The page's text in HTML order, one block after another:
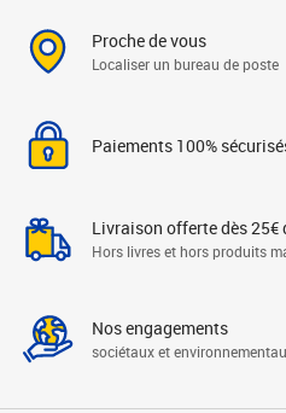
Proche de vous
Localiser un bureau de poste
Paiements 100%
Livraison offerte dès 25€
Hors livres et hors produits
Nos engagements
sociétaux et